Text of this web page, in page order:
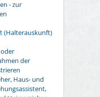
- zur
(Halterauskunft)
der
Haus- und